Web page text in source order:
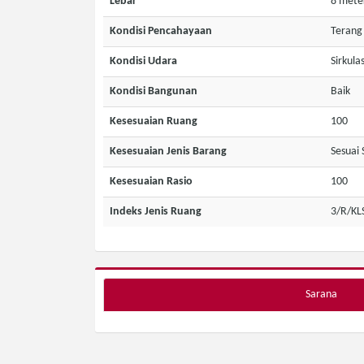
Kondisi Pencahayaan Terang
Kondisi Udara
Kondisi Bangunan Baik
Kesesuaian Ruang 100
Kesesuaian Jenis Barang Sesuai
Kesesuaian Rasio 100
Indeks Jenis Ruang 3/R/
Sarana